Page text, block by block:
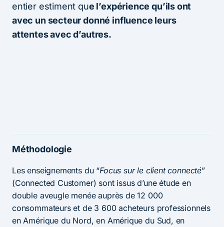
entier estiment que l’expérience qu’ils ont
avec un secteur donné influence leurs
attentes avec d’autres.
Méthodologie
Les enseignements du “Focus sur le client connecté”
(Connected Customer) sont issus d’une étude en
double aveugle menée auprès de 12 000
consommateurs et de 3 600 acheteurs professionnels
en Amérique du Nord, en Amérique du Sud, en